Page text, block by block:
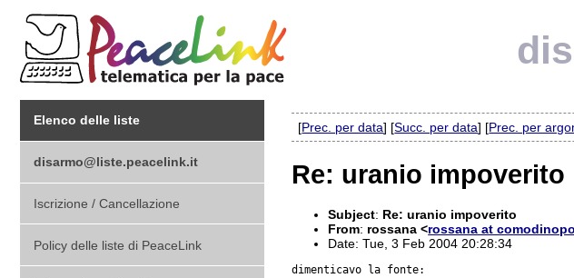
Elenco delle liste
disarmo@liste.peacelink.it
Iscrizione / Cancellazione
Policy delle liste di PeaceLink
[Prec. per data] [Succ. per data] [Prec. per
Re: uranio impoverito
Subject: Re: uranio impoverito
From: rossana <rossana at
Date: Tue, 3 Feb 2004 20:28:34
dimenticavo la fonte: